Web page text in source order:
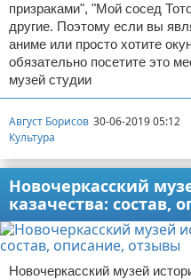
призраками", "Мой сосед
другие. Поэтому если вы
аниме или просто хотите
обязательно посетите это
музей студии
Август Борисов 30-06-2019 05:12
Культура
Новочеркасский
казачества: состав,
Новочеркасский музей